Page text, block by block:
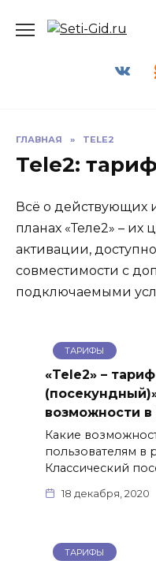
ГЛАВНАЯ » TELE2
Tele2:
Всё о действующих
планах «Теле2» – их
активации,
совместимости с
подключаемыми
ТАРИФЫ
«Tele2» –
возможности в
Какие
пользователям в
Классический
18 декабря, 2020
ТАРИФЫ